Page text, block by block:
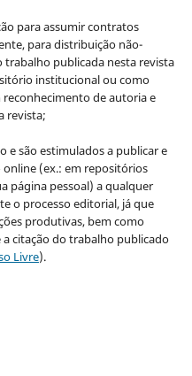
para assumir contratos
para distribuição não-
trabalho publicada nesta revista
institucional ou como
de autoria e
revista;
e são estimulados a publicar e
(ex.: em repositórios
página pessoal) a qualquer
o processo editorial, já que
produtivas, bem como
citação do trabalho publicado
Livre).